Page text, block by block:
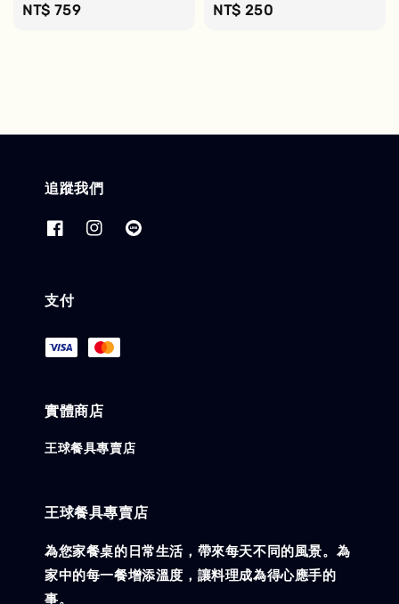
Regular
NT$ 759
Regular
NT$ 250
追蹤我們
支付
實體商店
王球餐具專賣店
王球餐具專賣店
為您家餐桌的日常生活，帶來每天不同的風景。為
家中的每一餐增添溫度，讓料理成為得心應手的
事。